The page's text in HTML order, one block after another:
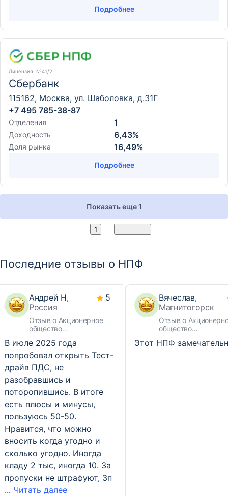
Подробнее
Лицензия: №41/2
Сбербанк
115162, Москва, ул. Шаболовка, д.31Г
+7 495 785-38-87
Отделения 1
Доходность 6,43%
Доля рынка 16,49%
Подробнее
Показать еще 1
1
Последние отзывы о НПФ
Андрей Н,
Россия
Отзыв о Акционерное
общество
пенсионный фонд «ВТБ
«Пенсионный фонд»
5
В июле 2025 года
попробовал открыть Тест-
драйв ПДС, не
разобравшись и
поторопившись. В итоге
есть плюсы и минусы,
пользуюсь 50-50.
Нравится, что можно
вносить когда угодно и
сколько угодно. Иногда
кладу 2 тыс, иногда 10. За
пропуски не штрафуют, Зп
... Читать далее
Вячеслав,
Магнитогорск
Отзыв о
общество
пенсионный фонд
Этот НПФ